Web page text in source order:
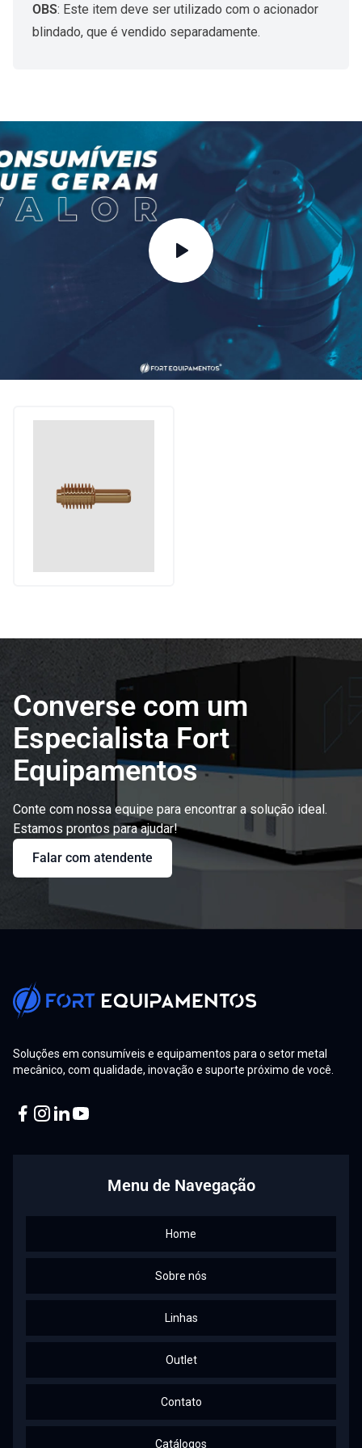
OBS: Este item deve ser utilizado com o acionador
blindado, que é vendido separadamente.
Converse com um
Especialista Fort
Equipamentos
Conte com nossa equipe para encontrar a solução ideal.
Estamos prontos para ajudar!
Falar com atendente
Soluções em consumíveis e equipamentos para o setor metal
mecânico, com qualidade, inovação e suporte próximo de você.
Menu de Navegação
Home
Sobre nós
Linhas
Outlet
Contato
Catálogos